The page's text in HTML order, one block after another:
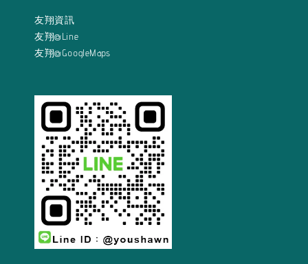
友翔資訊
友翔@Line
友翔@GoogleMaps